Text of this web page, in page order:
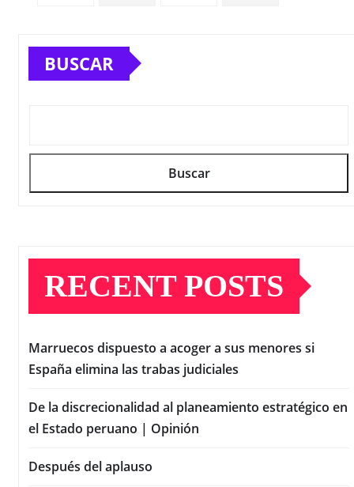
BUSCAR
Buscar
RECENT POSTS
Marruecos dispuesto a acoger a sus menores si
España elimina las trabas judiciales
De la discrecionalidad al planeamiento estratégico en
el Estado peruano | Opinión
Después del aplauso